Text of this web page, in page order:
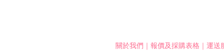
關於我們 ｜ 報價及採購表格 ｜ 運送